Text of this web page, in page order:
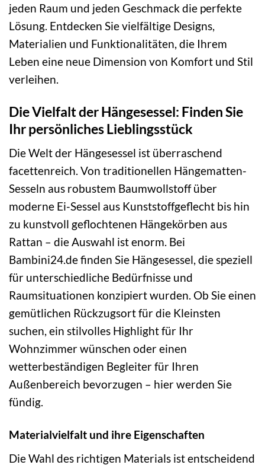
jeden Raum und jeden Geschmack die perfekte
Lösung. Entdecken Sie vielfältige Designs,
Materialien und Funktionalitäten, die Ihrem
Leben eine neue Dimension von Komfort und Stil
verleihen.
Die Vielfalt der Hängesessel: Finden Sie
Ihr persönliches Lieblingsstück
Die Welt der Hängesessel ist überraschend
facettenreich. Von traditionellen Hängematten-
Sesseln aus robustem Baumwollstoff über
moderne Ei-Sessel aus Kunststoffgeflecht bis hin
zu kunstvoll geflochtenen Hängekörben aus
Rattan – die Auswahl ist enorm. Bei
Bambini24.de finden Sie Hängesessel, die speziell
für unterschiedliche Bedürfnisse und
Raumsituationen konzipiert wurden. Ob Sie einen
gemütlichen Rückzugsort für die Kleinsten
suchen, ein stilvolles Highlight für Ihr
Wohnzimmer wünschen oder einen
wetterbeständigen Begleiter für Ihren
Außenbereich bevorzugen – hier werden Sie
fündig.
Materialvielfalt und ihre Eigenschaften
Die Wahl des richtigen Materials ist entscheidend